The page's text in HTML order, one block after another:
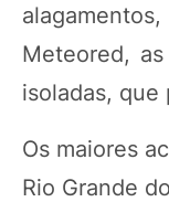
Meteored,
isoladas,
Os maiores
Rio Grande